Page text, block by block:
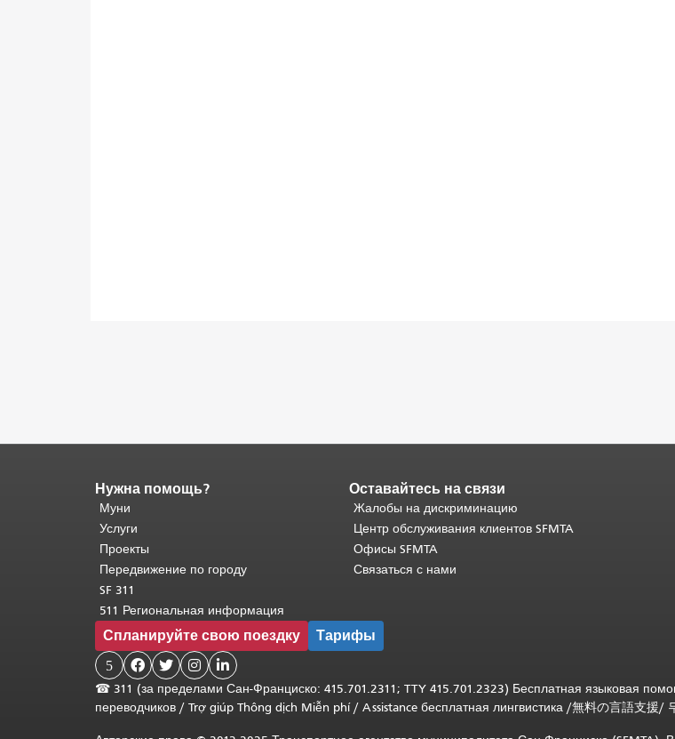
Конец
содержимого
страницы.
часть
этой
страницы
на
каждой
странице.
Вернуться
к
началу
основного
Нужна помощь?
Муни
Услуги
Проекты
Передвижение по городу
SF 311
511 Региональная информация
Оставайтесь на связи
Жалобы на дискриминацию
Центр обслуживания клиентов SFMTA
Офисы SFMTA
Связаться с нами
Спланируйте свою поездку Тарифы
5    
☎ 311 (за пределами Сан-Франциско: 415.701.2311; TTY 415.701.2323) Бесплатная языковая
переводчиков / Trợ giúp Thông dịch Miễn phí/ Assistance бесплатная лингвистика /無料の言語支援/